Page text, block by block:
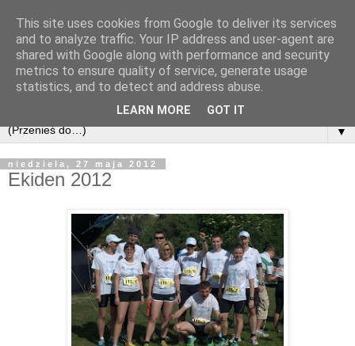
▼
niedziela, 27 maja 2012
Ekiden 2012
This site uses cookies from Google to deliver its services
and to analyze traffic. Your IP address and user-agent are
shared with Google along with performance and security
metrics to ensure quality of service, generate usage
statistics, and to detect and address abuse.
LEARN MORE GOT IT